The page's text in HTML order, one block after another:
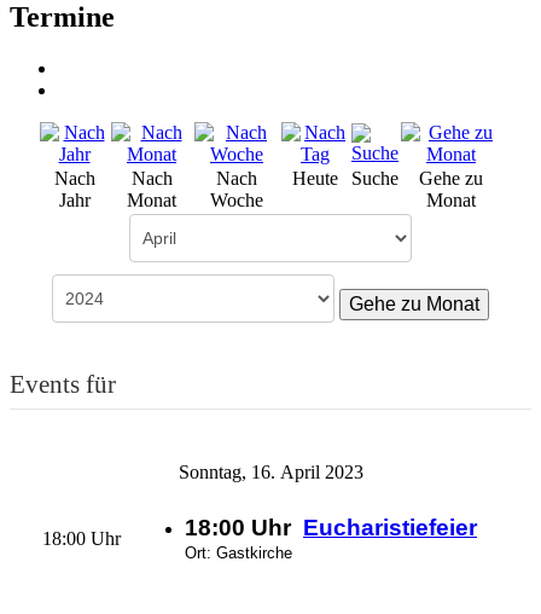
Termine
Nach
Jahr
Nach
Monat
Nach
Woche
Heute Suche
Gehe zu
Monat
Gehe zu Monat
Events für
Sonntag, 16. April 2023
18:00 Uhr 18:00 Uhr Eucharistiefeier
Ort: Gastkirche